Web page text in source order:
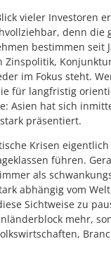
vieler Investoren
denn die
bestimmen seit
Zinspolitik,
im Fokus steht.
für langfristig
Asien hat sich
präsentiert.
Krisen
führen.
als
abhängig vom
Sichtweise zu
mehr,